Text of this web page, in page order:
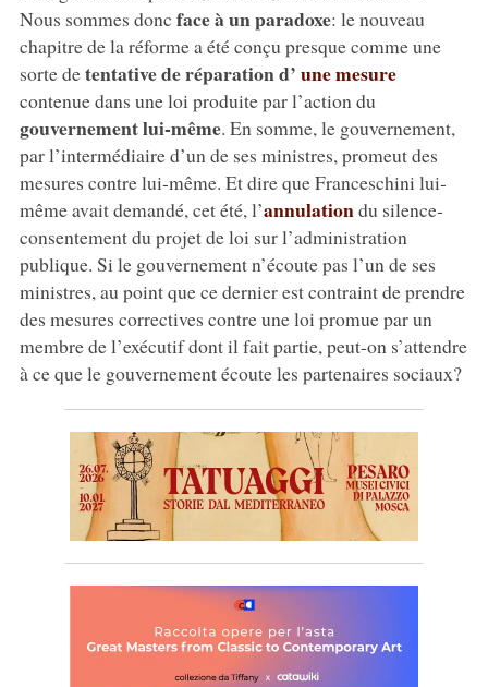
Nous sommes donc face à un paradoxe: le nouveau
chapitre de la réforme a été conçu presque comme une
sorte detentative de réparation d’une mesure
contenue dans une loi produite par l’action du
gouvernement lui-même. En somme, le gouvernement,
par l’intermédiaire d’un de ses ministres, promeut des
mesures contre lui-même. Et dire que Franceschini lui-
même avait demandé, cet été, l’annulationdu silence-
consentement du projet de loi sur l’administration
publique. Si le gouvernement n’écoute pas l’un de ses
ministres, au point que ce dernier est contraint de prendre
des mesures correctives contre une loi promue par un
membre de l’exécutif dont il fait partie, peut-on s’attendre
à ce que le gouvernement écoute les partenaires sociaux?